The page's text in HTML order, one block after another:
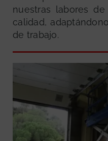
nuestras labores
calidad,
de trabajo.